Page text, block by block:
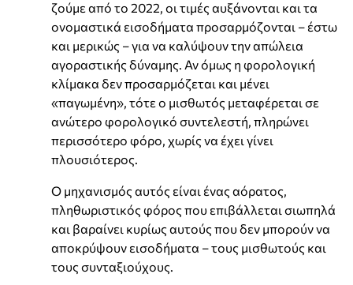
ζούμε από το 2022, οι τιμές αυξάνονται και τα
ονομαστικά εισοδήματα προσαρμόζονται – έστω
και μερικώς – για να καλύψουν την απώλεια
αγοραστικής δύναμης. Αν όμως η φορολογική
κλίμακα δεν προσαρμόζεται και μένει
«παγωμένη», τότε ο μισθωτός μεταφέρεται σε
ανώτερο φορολογικό συντελεστή, πληρώνει
περισσότερο φόρο, χωρίς να έχει γίνει
πλουσιότερος.
Ο μηχανισμός αυτός είναι ένας αόρατος,
πληθωριστικός φόρος που επιβάλλεται σιωπηλά
και βαραίνει κυρίως αυτούς που δεν μπορούν να
αποκρύψουν εισοδήματα – τους μισθωτούς και
τους συνταξιούχους.